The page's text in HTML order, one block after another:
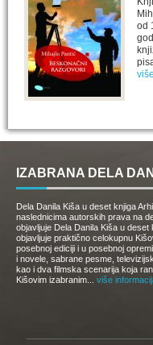
od
IZABRANA DELA
Dela Danila Kiša u deset knjiga
naslednicima autorskih prava na
objavljuje Dela Danila Kiša u deset
objavljuje praktično celokupnu
posebnoj ediciji i u posebnoj
i novele, sabrane pesme,
kao i dva filmska scenarija koja
Kišovim izabranim... više